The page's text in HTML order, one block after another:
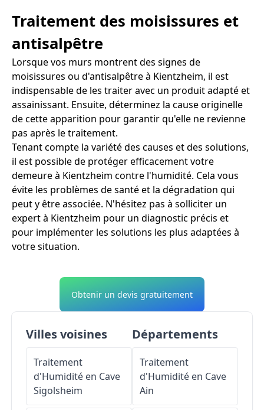
Traitement des moisissures et
antisalpêtre
Lorsque vos murs montrent des signes de
moisissures ou d'antisalpêtre à Kientzheim, il est
indispensable de les traiter avec un produit adapté et
assainissant. Ensuite, déterminez la cause originelle
de cette apparition pour garantir qu'elle ne revienne
pas après le traitement.
Tenant compte la variété des causes et des solutions,
il est possible de protéger efficacement votre
demeure à Kientzheim contre l'humidité. Cela vous
évite les problèmes de santé et la dégradation qui
peut y être associée. N'hésitez pas à solliciter un
expert à Kientzheim pour un diagnostic précis et
pour implémenter les solutions les plus adaptées à
votre situation.
Obtenir un devis gratuitement
Villes voisines
Traitement
d'Humidité en Cave
Sigolsheim
Départements
Traitement
d'Humidité en Cave
Ain